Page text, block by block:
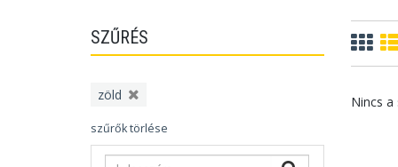
SZŰRÉS
zöld
szűrők törlése
Nincs